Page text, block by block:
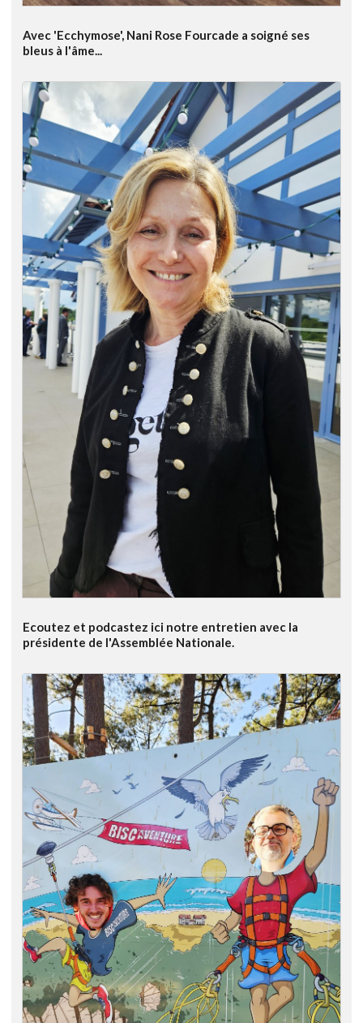
Avec 'Ecchymose', Nani Rose Fourcade a soigné ses
bleus à l'âme...
Ecoutez et podcastez ici notre entretien avec la
présidente de l'Assemblée Nationale.